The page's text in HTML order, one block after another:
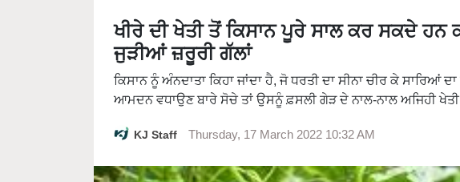
ਖੀਰੇ ਦੀ ਖੇਤੀ ਤੋਂ ਕਿਸਾਨ ਪੂਰੇ ਸਾਲ ਕਰ ਸਕਦੇ ਹਨ
ਜੁੜੀਆਂ ਜ਼ਰੂਰੀ ਗੱਲਾਂ
ਕਿਸਾਨ ਨੂੰ ਅੰਨਦਾਤਾ ਕਿਹਾ ਜਾਂਦਾ ਹੈ, ਜੋ ਧਰਤੀ ਦਾ ਸੀਨਾ ਚੀਰ ਕੇ ਸਾਰਿਆਂ
ਆਮਦਨ ਵਧਾਉਣ ਬਾਰੇ ਸੋਚੇ ਤਾਂ ਉਸਨੂੰ ਫ਼ਸਲੀ ਗੇੜ ਦੇ ਨਾਲ-ਨਾਲ ਅਜਿਹੀ ਖੇਤੀ
KJ Staff Thursday, 17 March 2022 10:32 AM